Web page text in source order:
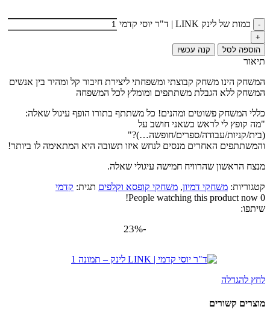
כמות של לינק LINK | ד"ר יוסי קדמי
הוספה לסל קנה עכשיו
תיאור
המשחק הינו משחק קבוצתי ומשפחתי ליצירת חיבור קל ומהיר בין אנשים
המשחק ללא הגבלת משתתפים ומומלץ לכל המשפחה
כללי המשחק פשוטים ומהנים! כל משתתף בתורו הופף עיגול שאלה:
"מה קופץ לי לראש כשאני חושב על
(בית/קניות/עבודה/ספרים/חופשה…)?"
והמשתתפים האחרים מנסים לנחש איזו תשובה היא המתאימה לו ביותר!
מנצח הראשון שהרוויח חמישה עיגולי שאלה.
קטגוריות: משחקי דמיון, משחקי קופסא וקלפים תגית: קדמי
0
People watching this product now!
שיתפו:
-23%
לחץ להגדלה
מוצרים קשורים